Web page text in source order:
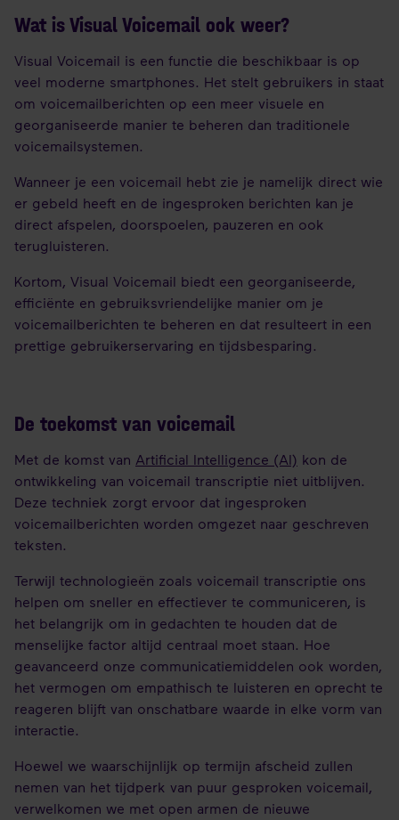
Wat is Visual Voicemail ook weer?
Visual Voicemail is een functie die beschikbaar is op
veel moderne smartphones. Het stelt gebruikers in staat
om voicemailberichten op een meer visuele en
georganiseerde manier te beheren dan traditionele
voicemailsystemen.
Wanneer je een voicemail hebt zie je namelijk direct wie
er gebeld heeft en de ingesproken berichten kan je
direct afspelen, doorspoelen, pauzeren en ook
terugluisteren.
Kortom, Visual Voicemail biedt een georganiseerde,
efficiënte en gebruiksvriendelijke manier om je
voicemailberichten te beheren en dat resulteert in een
prettige gebruikerservaring en tijdsbesparing.
De toekomst van voicemail
Met de komst van Artificial Intelligence (AI) kon de
ontwikkeling van voicemail transcriptie niet uitblijven.
Deze techniek zorgt ervoor dat ingesproken
voicemailberichten worden omgezet naar geschreven
teksten.
Terwijl technologieën zoals voicemail transcriptie ons
helpen om sneller en effectiever te communiceren, is
het belangrijk om in gedachten te houden dat de
menselijke factor altijd centraal moet staan. Hoe
geavanceerd onze communicatiemiddelen ook worden,
het vermogen om empathisch te luisteren en oprecht te
reageren blijft van onschatbare waarde in elke vorm van
interactie.
Hoewel we waarschijnlijk op termijn afscheid zullen
nemen van het tijdperk van puur gesproken voicemail,
verwelkomen we met open armen de nieuwe